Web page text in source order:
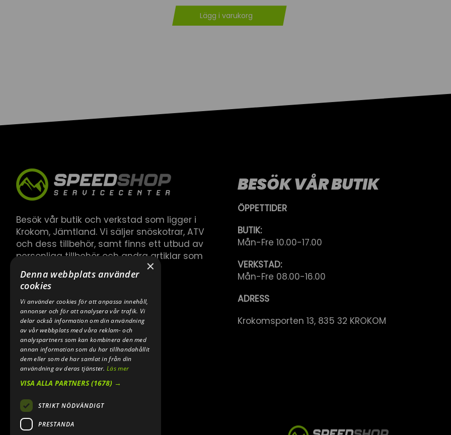
Lägg i varukorg
Besök vår butik och verkstad som ligger i
Krokom, Jämtland. Vi säljer snöskotrar, ATV
och dess tillbehör, samt finns ett utbud av
personliga tillbehör och andra artiklar som
hör till.
BESÖK VÅR BUTIK
ÖPPETTIDER
BUTIK:
Mån-Fre 10.00-17.00
VERKSTAD:
Mån-Fre 08.00-16.00
ADRESS
Krokomsporten 13, 835 32 KROKOM
×
Denna webbplats använder
cookies
Vi använder cookies för att anpassa innehåll,
annonser och för att analysera vår trafik. Vi
delar också information om din användning
av vår webbplats med våra reklam- och
analyspartners som kan kombinera den med
annan information som du har tillhandahållit
dem eller som de har samlat in från din
användning av deras tjänster.Läs mer
VISA ALLA PARTNERS(1678) →
STRIKT NÖDVÄNDIGT
PRESTANDA